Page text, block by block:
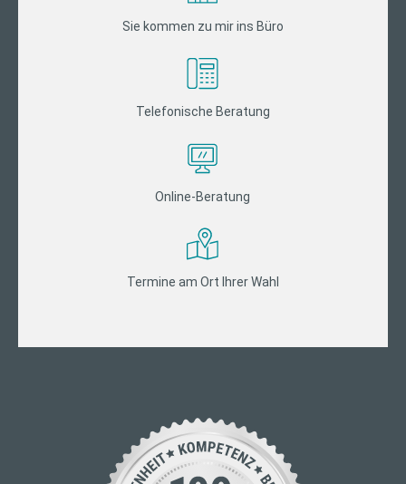
Sie kommen zu mir ins Büro
Telefonische Beratung
Online-Beratung
Termine am Ort Ihrer Wahl